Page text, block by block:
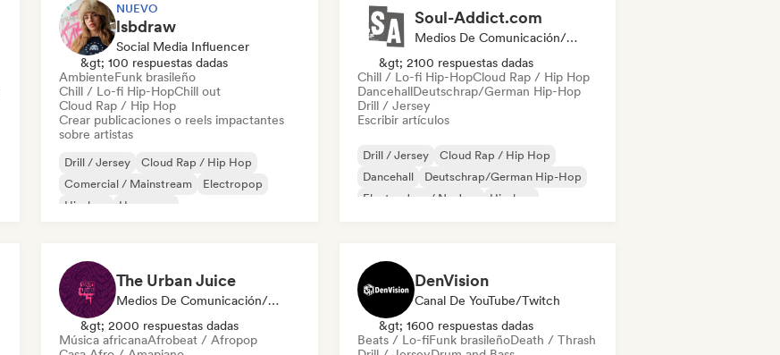
NUEVO
lsbdraw
Social Media Influencer
&gt; 100 respuestas dadas
AmbienteFunk brasileño
Chill / Lo-fi Hip-HopChill out
Cloud Rap / Hip Hop
Crear publicaciones o reels impactantes
sobre artistas
Drill / Jersey
Cloud Rap / Hip Hop
Comercial / Mainstream
Electropop
Hip-hop
Hyperpop
Soul-Addict.com
Medios De Comunicación/Periodista
&gt; 2100 respuestas dadas
Chill / Lo-fi Hip-HopCloud Rap / Hip Hop
DancehallDeutschrap/German Hip-Hop
Drill / Jersey
Escribir artículos
Drill / Jersey
Cloud Rap / Hip Hop
Dancehall
Deutschrap/German Hip-Hop
Electro Jazz / Nu Jazz
Hip-hop
The Urban Juice
Medios De Comunicación/Periodista
&gt; 2000 respuestas dadas
Música africanaAfrobeat / Afropop
DenVision
Canal De YouTube/Twitch
&gt; 1600 respuestas dadas
Beats / Lo-fiFunk brasileñoDeath / Thrash